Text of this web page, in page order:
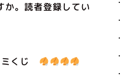
か。読者登録してい
くじ